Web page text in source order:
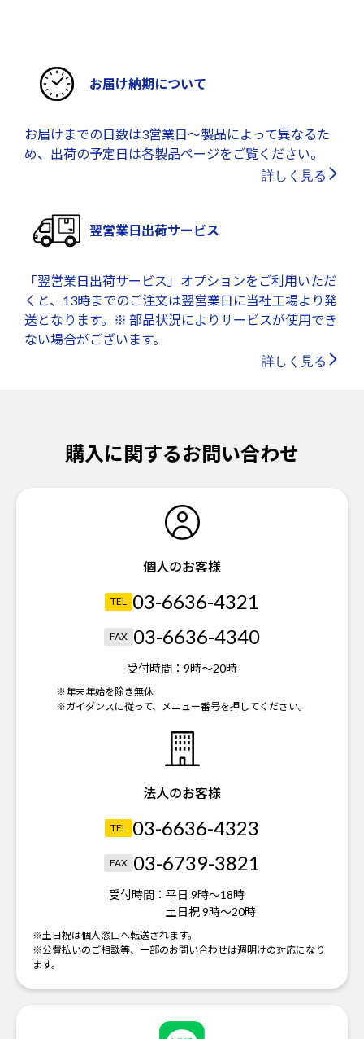
お届け納期について
お届けまでの日数は3営業日～製品によって異なるた
め、出荷の予定日は各製品ページをご覧ください。
詳しく見る
翌営業日出荷サービス
「翌営業日出荷サービス」オプションをご利用いただ
くと、13時までのご注文は翌営業日に当社工場より発
送となります。※ 部品状況によりサービスが使用でき
ない場合がございます。
詳しく見る
購入に関するお問い合わせ
個人のお客様
TEL 03-6636-4321
FAX 03-6636-4340
受付時間： 9時～20時
※年末年始を除き無休
※ガイダンスに従って、メニュー番号を押してください。
法人のお客様
TEL 03-6636-4323
FAX 03-6739-3821
受付時間： 平日 9時～18時
土日祝 9時～20時
※土日祝は個人窓口へ転送されます。
※公費払いのご相談等、一部のお問い合わせは週明けの対応になり
ます。